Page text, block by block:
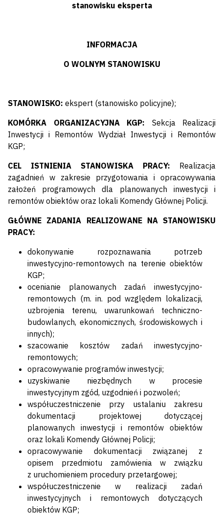
stanowisku eksperta
INFORMACJA
O WOLNYM STANOWISKU
STANOWISKO: ekspert (stanowisko policyjne);
KOMÓRKA ORGANIZACYJNA KGP: Sekcja Realizacji
Inwestycji i Remontów Wydział Inwestycji i Remontów
KGP;
CEL ISTNIENIA STANOWISKA PRACY: Realizacja
zagadnień w zakresie przygotowania i opracowywania
założeń programowych dla planowanych inwestycji i
remontów obiektów oraz lokali Komendy Głównej Policji.
GŁÓWNE ZADANIA REALIZOWANE NA STANOWISKU
PRACY:
dokonywanie rozpoznawania potrzeb
inwestycyjno-remontowych na terenie obiektów
KGP;
ocenianie planowanych zadań inwestycyjno-
remontowych (m. in. pod względem lokalizacji,
uzbrojenia terenu, uwarunkowań techniczno-
budowlanych, ekonomicznych, środowiskowych i
innych);
szacowanie kosztów zadań inwestycyjno-
remontowych;
opracowywanie programów inwestycji;
uzyskiwanie niezbędnych w procesie
inwestycyjnym zgód, uzgodnień i pozwoleń;
współuczestniczenie przy ustalaniu zakresu
dokumentacji projektowej dotyczącej
planowanych inwestycji i remontów obiektów
oraz lokali Komendy Głównej Policji;
opracowywanie dokumentacji związanej z
opisem przedmiotu zamówienia w związku
z uruchomieniem procedury przetargowej;
współuczestniczenie w realizacji zadań
inwestycyjnych i remontowych dotyczących
obiektów KGP;